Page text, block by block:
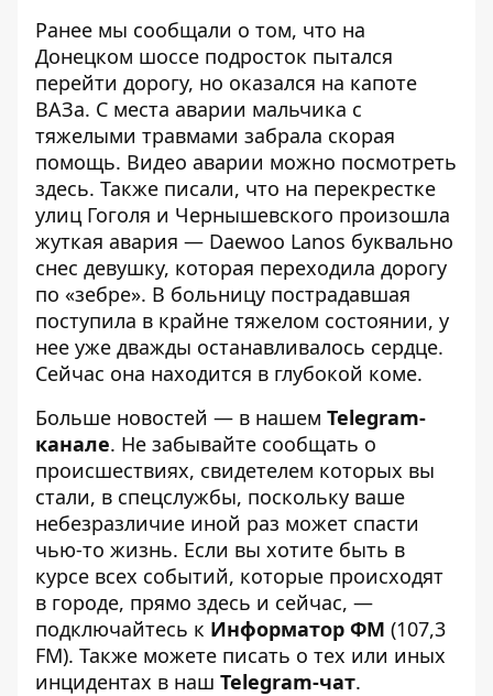
Ранее мы сообщали о том, что на
Донецком шоссе подросток пытался
перейти дорогу, но оказался на капоте
ВАЗа. С места аварии мальчика с
тяжелыми травмами забрала скорая
помощь. Видео аварии можно посмотреть
здесь. Также писали, что на перекрестке
улиц Гоголя и Чернышевского произошла
жуткая авария — Daewoo Lanos буквально
снес девушку, которая переходила дорогу
по «зебре». В больницу пострадавшая
поступила в крайне тяжелом состоянии, у
нее уже дважды останавливалось сердце.
Сейчас она находится в глубокой коме.
Больше новостей — в нашем Telegram-
канале. Не забывайте сообщать о
происшествиях, свидетелем которых вы
стали, в спецслужбы, поскольку ваше
небезразличие иной раз может спасти
чью-то жизнь. Если вы хотите быть в
курсе всех событий, которые происходят
в городе, прямо здесь и сейчас, —
подключайтесь к Информатор ФМ (107,3
FM). Также можете писать о тех или иных
инцидентах в наш Telegram-чат.